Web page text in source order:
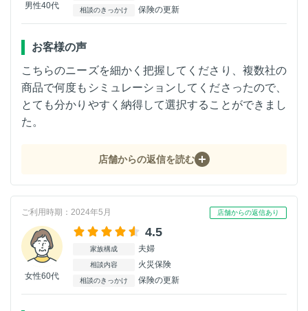
男性40代 相談のきっかけ 保険の更新
お客様の声
こちらのニーズを細かく把握してくださり、複数社の
商品で何度もシミュレーションしてくださったので、
とても分かりやすく納得して選択することができまし
た。
店舗からの返信を読む
ご利用時期：2024年5月 店舗からの返信あり
女性60代
4.5
家族構成 夫婦
相談内容 火災保険
相談のきっかけ 保険の更新